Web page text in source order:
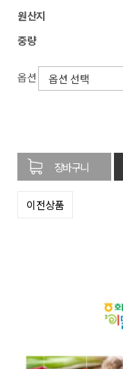
원산지
중량
옵션
이전상품